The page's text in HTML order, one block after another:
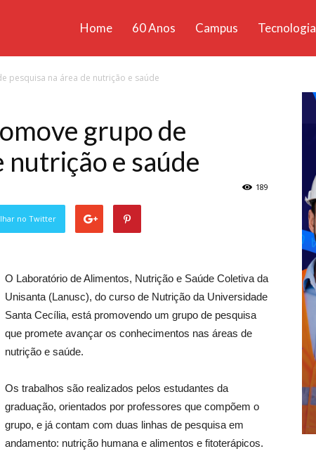
Home 60 Anos Campus Tecnologia
pesquisa na área de nutrição e saúde
grupo de
nutrição e saúde
189
no Twitter
O Laboratório de Alimentos, Nutrição e Saúde Coletiva da
Unisanta (Lanusc), do curso de Nutrição da Universidade
Santa Cecília, está promovendo um grupo de pesquisa
que promete avançar os conhecimentos nas áreas de
nutrição e saúde.
Os trabalhos são realizados pelos estudantes da
graduação, orientados por professores que compõem o
grupo, e já contam com duas linhas de pesquisa em
andamento: nutrição humana e alimentos e fitoterápicos.